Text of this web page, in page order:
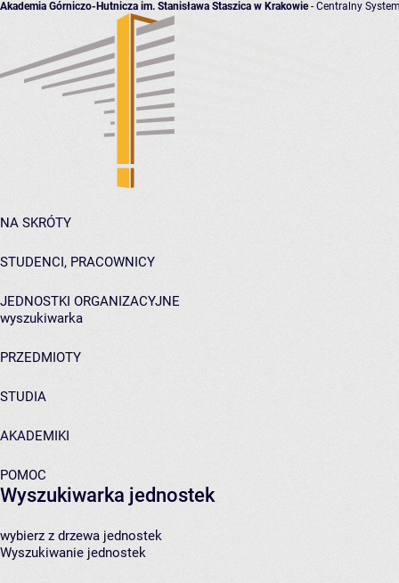
Akademia Górniczo-Hutnicza im. Stanisława Staszica w Krakowie- Centralny
NA SKRÓTY
STUDENCI, PRACOWNICY
JEDNOSTKI ORGANIZACYJNE
wyszukiwarka
PRZEDMIOTY
STUDIA
AKADEMIKI
POMOC
Wyszukiwarka jednostek
wybierz z drzewa jednostek
Wyszukiwanie jednostek